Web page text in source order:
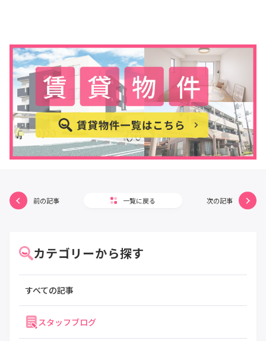
前の記事 一覧に戻る 次の記事
カテゴリーから探す
すべての記事
スタッフブログ